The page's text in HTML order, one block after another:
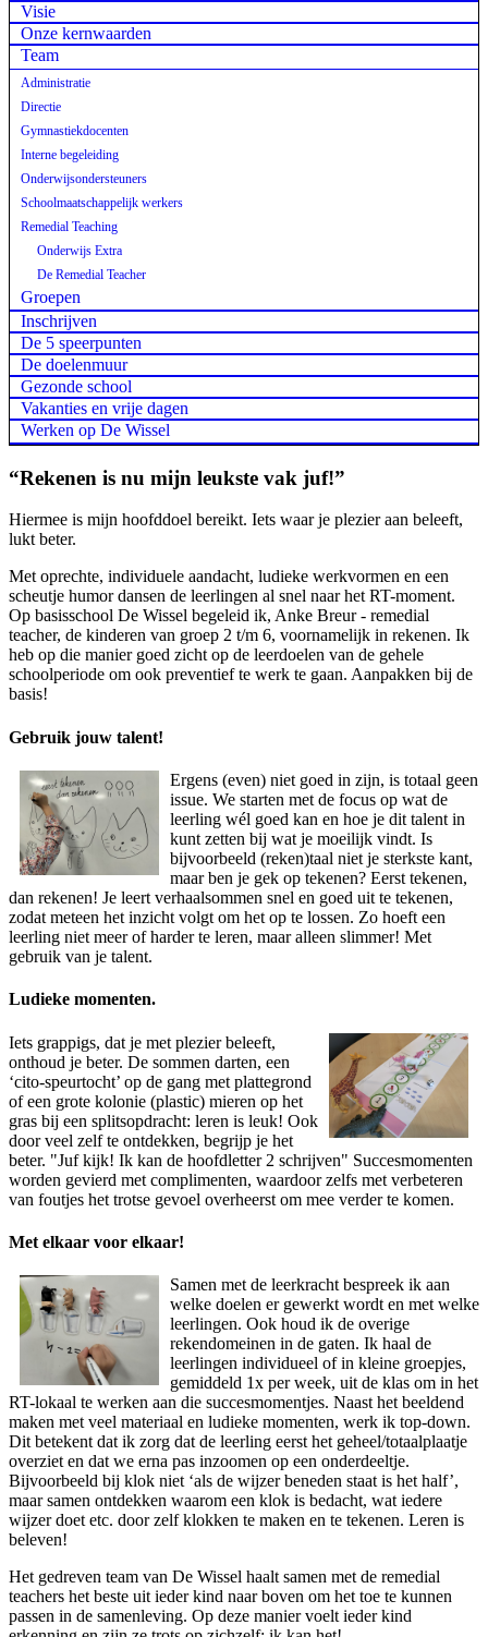
Visie
Onze kernwaarden
Team
Administratie
Directie
Gymnastiekdocenten
Interne begeleiding
Onderwijsondersteuners
Schoolmaatschappelijk werkers
Remedial Teaching
Onderwijs Extra
De Remedial Teacher
Groepen
Inschrijven
De 5 speerpunten
De doelenmuur
Gezonde school
Vakanties en vrije dagen
Werken op De Wissel
“Rekenen is nu mijn leukste vak juf!”
Hiermee is mijn hoofddoel bereikt. Iets waar je plezier aan beleeft,
lukt beter.
Met oprechte, individuele aandacht, ludieke werkvormen en een
scheutje humor dansen de leerlingen al snel naar het RT-moment.
Op basisschool De Wissel begeleid ik, Anke Breur - remedial
teacher, de kinderen van groep 2 t/m 6, voornamelijk in rekenen. Ik
heb op die manier goed zicht op de leerdoelen van de gehele
schoolperiode om ook preventief te werk te gaan. Aanpakken bij de
basis!
Gebruik jouw talent!
Ergens (even) niet goed in zijn, is totaal geen
issue. We starten met de focus op wat de
leerling wél goed kan en hoe je dit talent in
kunt zetten bij wat je moeilijk vindt. Is
bijvoorbeeld (reken)taal niet je sterkste kant,
maar ben je gek op tekenen? Eerst tekenen,
dan rekenen! Je leert verhaalsommen snel en goed uit te tekenen,
zodat meteen het inzicht volgt om het op te lossen. Zo hoeft een
leerling niet meer of harder te leren, maar alleen slimmer! Met
gebruik van je talent.
Ludieke momenten.
Iets grappigs, dat je met plezier beleeft,
onthoud je beter. De sommen darten, een
‘cito-speurtocht’ op de gang met plattegrond
of een grote kolonie (plastic) mieren op het
gras bij een splitsopdracht: leren is leuk! Ook
door veel zelf te ontdekken, begrijp je het
beter. "Juf kijk! Ik kan de hoofdletter 2 schrijven" Succesmomenten
worden gevierd met complimenten, waardoor zelfs met verbeteren
van foutjes het trotse gevoel overheerst om mee verder te komen.
Met elkaar voor elkaar!
Samen met de leerkracht bespreek ik aan
welke doelen er gewerkt wordt en met welke
leerlingen. Ook houd ik de overige
rekendomeinen in de gaten. Ik haal de
leerlingen individueel of in kleine groepjes,
gemiddeld 1x per week, uit de klas om in het
RT-lokaal te werken aan die succesmomentjes. Naast het beeldend
maken met veel materiaal en ludieke momenten, werk ik top-down.
Dit betekent dat ik zorg dat de leerling eerst het geheel/totaalplaatje
overziet en dat we erna pas inzoomen op een onderdeeltje.
Bijvoorbeeld bij klok niet ‘als de wijzer beneden staat is het half’,
maar samen ontdekken waarom een klok is bedacht, wat iedere
wijzer doet etc. door zelf klokken te maken en te tekenen. Leren is
beleven!
Het gedreven team van De Wissel haalt samen met de remedial
teachers het beste uit ieder kind naar boven om het toe te kunnen
passen in de samenleving. Op deze manier voelt ieder kind